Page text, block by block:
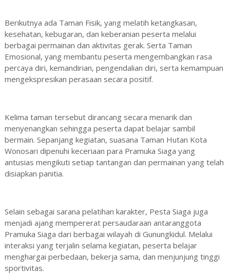
Berikutnya ada Taman Fisik, yang melatih ketangkasan,
kesehatan, kebugaran, dan keberanian peserta melalui
berbagai permainan dan aktivitas gerak. Serta Taman
Emosional, yang membantu peserta mengembangkan rasa
percaya diri, kemandirian, pengendalian diri, serta kemampuan
mengekspresikan perasaan secara positif.
Kelima taman tersebut dirancang secara menarik dan
menyenangkan sehingga peserta dapat belajar sambil
bermain. Sepanjang kegiatan, suasana Taman Hutan Kota
Wonosari dipenuhi keceriaan para Pramuka Siaga yang
antusias mengikuti setiap tantangan dan permainan yang telah
disiapkan panitia.
Selain sebagai sarana pelatihan karakter, Pesta Siaga juga
menjadi ajang mempererat persaudaraan antaranggota
Pramuka Siaga dari berbagai wilayah di Gunungkidul. Melalui
interaksi yang terjalin selama kegiatan, peserta belajar
menghargai perbedaan, bekerja sama, dan menjunjung tinggi
sportivitas.